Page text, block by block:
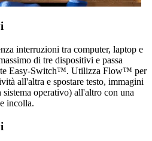
interruzioni tra computer, laptop e
di tre dispositivi e passa
Easy-Switch™. Utilizza Flow™ per
all'altra e spostare testo, immagini
operativo) all'altro con una
incolla.